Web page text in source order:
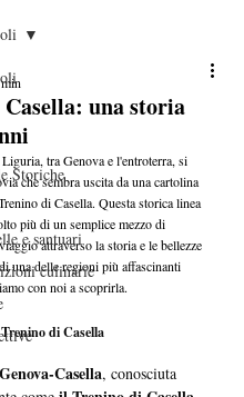
Storiche
e santuari
culinarie
una storia
tra Genova e l'entroterra, si
che sembra uscita da una cartolina
di Casella. Questa storica linea
più di un semplice mezzo di
attraverso la storia e le bellezze
una delle regioni più affascinanti
con noi a scoprirla.
di Casella
Casella, conosciuta